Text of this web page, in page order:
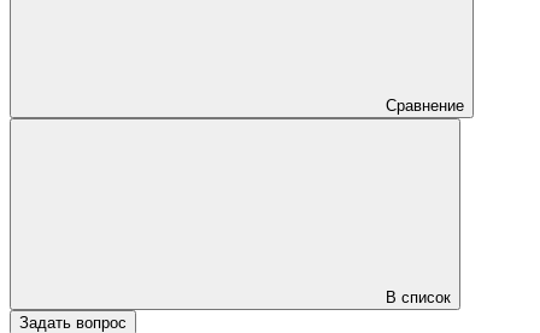
Сравнение
В список
Задать вопрос